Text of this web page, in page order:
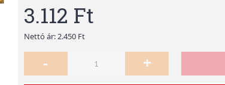
3.112 Ft
Nettó ár: 2.450 Ft
- +